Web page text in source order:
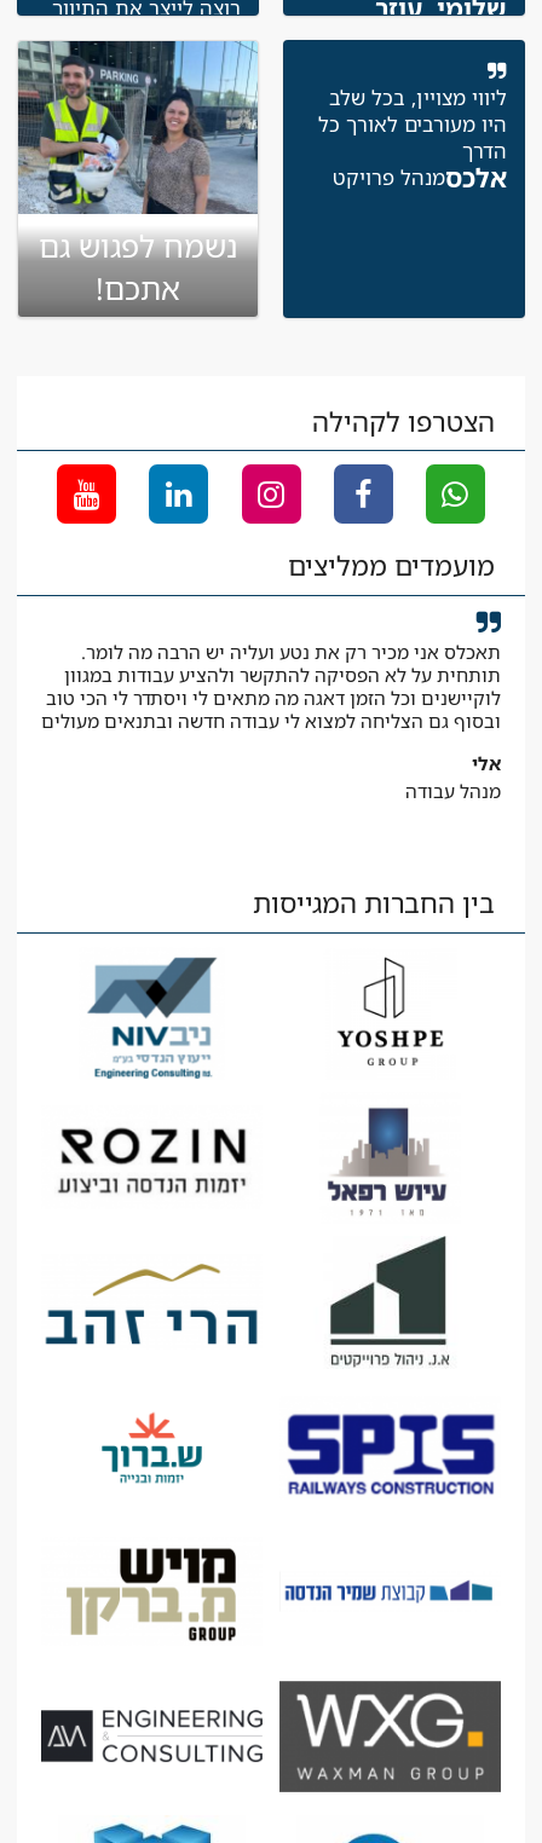
שלומי, עוזר
לוגיסטי
רוצה לייצר את התיווך
בין העובד למעביד, אלא
הם כל הזמן נשארים
איתך בקשר לראות
שאתה מסתדר בעבודה
ואפילו הגיעו אליי לאתר
להביא לי מתנה
שלומימנהל עבודה
גמרים
ליווי מצויין, בכל שלב
היו מעורבים לאורך כל
הדרך
אלכסמנהל פרויקט
נשמח לפגוש גם
אתכם!
הצטרפו לקהילה
מועמדים ממליצים
תאכלס אני מכיר רק את נטע ועליה יש הרבה מה לומר.
תותחית על לא הפסיקה להתקשר ולהציע עבודות במגוון
לוקיישנים וכל הזמן דאגה מה מתאים לי ויסתדר לי הכי טוב
ובסוף גם הצליחה למצוא לי עבודה חדשה ובתנאים מעולים
אלי
מנהל עבודה
בין החברות המגייסות